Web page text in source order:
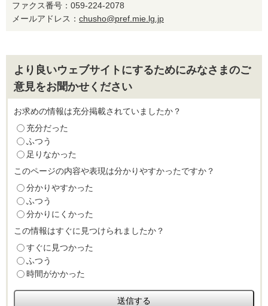
ファクス番号：059-224-2078
メールアドレス： chusho@pref.mie.lg.jp
より良いウェブサイトにするためにみなさまのご
意見をお聞かせください
お求めの情報は充分掲載されていましたか？
充分だった
ふつう
足りなかった
このページの内容や表現は分かりやすかったですか？
分かりやすかった
ふつう
分かりにくかった
この情報はすぐに見つけられましたか？
すぐに見つかった
ふつう
時間がかかった